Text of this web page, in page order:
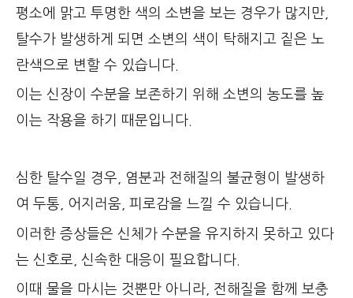
평소에 맑고 투명한 색의 소변을 보는 경우가 많지만,
탈수가 발생하게 되면 소변의 색이 탁해지고 짙은 노
란색으로 변할 수 있습니다.
이는 신장이 수분을 보존하기 위해 소변의 농도를 높
이는 작용을 하기 때문입니다.
심한 탈수일 경우, 염분과 전해질의 불균형이 발생하
여 두통, 어지러움, 피로감을 느낄 수 있습니다.
이러한 증상들은 신체가 수분을 유지하지 못하고 있다
는 신호로, 신속한 대응이 필요합니다.
이때 물을 마시는 것뿐만 아니라, 전해질을 함께 보충